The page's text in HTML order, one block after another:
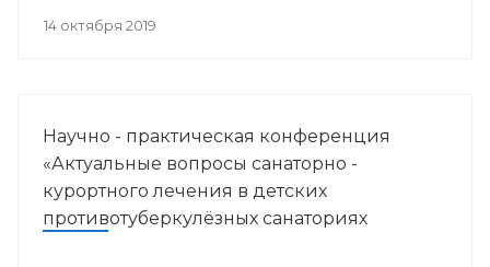
14 октября 2019
Научно - практическая конференция
«Актуальные вопросы санаторно -
курортного лечения в детских
противотуберкулёзных санаториях